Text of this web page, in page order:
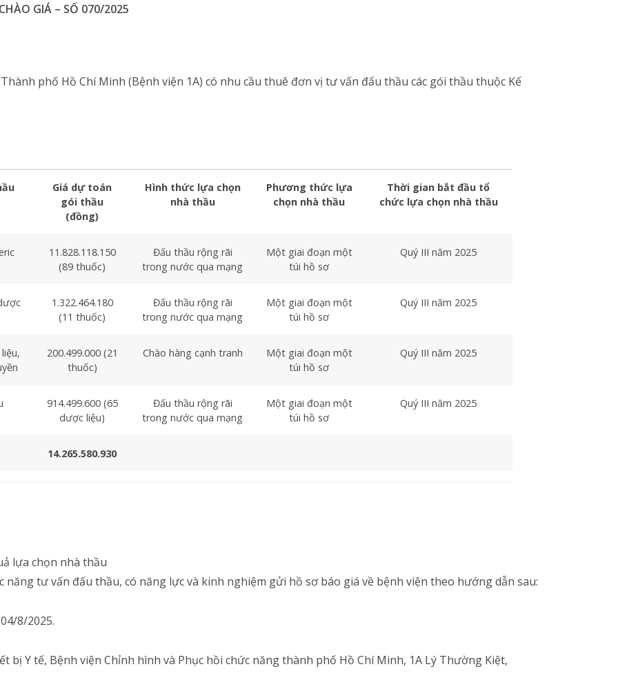
GIÁ – SỐ 070/2025
phố Hồ Chí Minh (Bệnh viện 1A) có nhu cầu thuê đơn vị tư vấn đấu thầu các gói thầu thuộc Kế
Giá dự toán
gói thầu
(đồng)
Hình thức lựa chọn
nhà thầu
Phương thức lựa
chọn nhà thầu
Thời gian bắt đầu tổ
chức lựa chọn nhà thầu
11.828.118.150
(89 thuốc)
Đấu thầu rộng rãi
trong nước qua mạng
Một giai đoạn một
túi hồ sơ
Quý III năm 2025
1.322.464.180
(11 thuốc)
Đấu thầu rộng rãi
trong nước qua mạng
Một giai đoạn một
túi hồ sơ
Quý III năm 2025
200.499.000 (21
thuốc)
Chào hàng cạnh tranh
Một giai đoạn một
túi hồ sơ
Quý III năm 2025
914.499.600 (65
dược liệu)
Đấu thầu rộng rãi
trong nước qua mạng
Một giai đoạn một
túi hồ sơ
Quý III năm 2025
14.265.580.930
lựa chọn nhà thầu
năng tư vấn đấu thầu, có năng lực và kinh nghiệm gửi hồ sơ báo giá về bệnh viện theo hướng dẫn sau:
8/2025.
bị Y tế, Bệnh viện Chỉnh hình và Phục hồi chức năng thành phố Hồ Chí Minh, 1A Lý Thường Kiệt,